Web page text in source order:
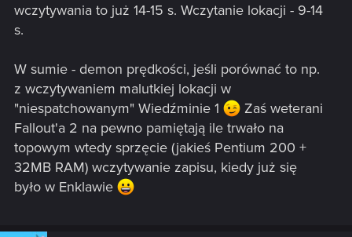
wczytywania to już 14-15 s. Wczytanie lokacji - 9-14
s.
W sumie - demon prędkości, jeśli porównać to np.
z wczytywaniem malutkiej lokacji w
"niespatchowanym" Wiedźminie 1
Zaś weterani
Fallout'a 2 na pewno pamiętają ile trwało na
topowym wtedy sprzęcie (jakieś Pentium 200 +
32MB RAM) wczytywanie zapisu, kiedy już się
było w Enklawie